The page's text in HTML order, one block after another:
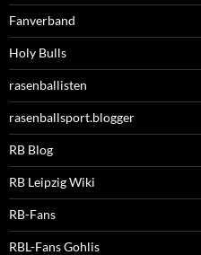
Fanverband
Holy Bulls
rasenballisten
rasenballsport.blogger
RB Blog
RB Leipzig Wiki
RB-Fans
RBL-Fans Gohlis